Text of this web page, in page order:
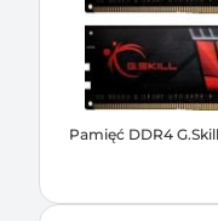
Pamięć DDR4